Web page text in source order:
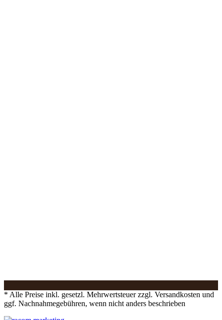
* Alle Preise inkl. gesetzl. Mehrwertsteuer zzgl. Versandkosten und
ggf. Nachnahmegebühren, wenn nicht anders beschrieben